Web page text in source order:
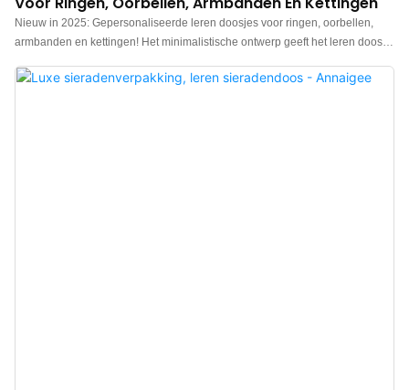
Nieuw in 2025: Gepersonaliseerde leren doosjes voor ringen, oorbellen,
armbanden en kettingen! Het minimalistische ontwerp geeft het leren doosje
combineren met verschillende stijlen ringen, oorbellen, armbanden en